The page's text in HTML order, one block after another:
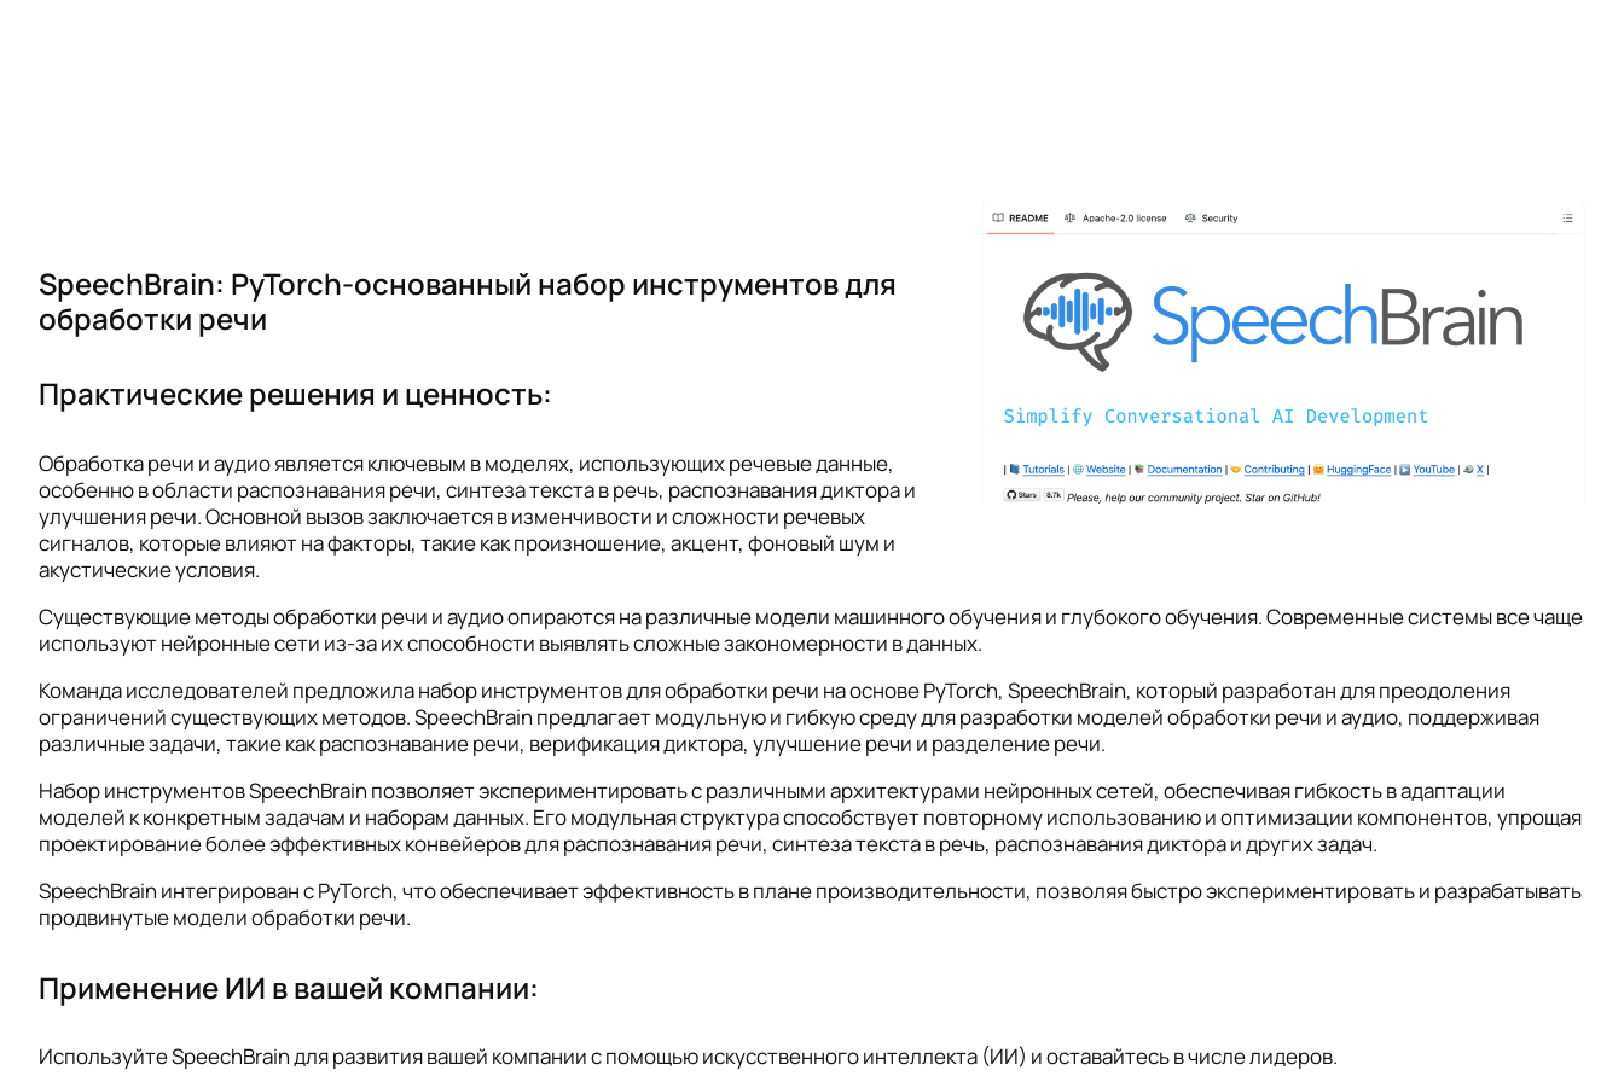
SpeechBrain: PyTorch-основанный набор инструментов для
обработки речи
Практические решения и ценность:
Обработка речи и аудио является ключевым в моделях, использующих речевые данные,
особенно в области распознавания речи, синтеза текста в речь, распознавания диктора и
улучшения речи. Основной вызов заключается в изменчивости и сложности речевых
сигналов, которые влияют на факторы, такие как произношение, акцент, фоновый шум и
акустические условия.
Существующие методы обработки речи и аудио опираются на различные модели машинного обучения и глубокого обучения. Современные системы все чаще
используют нейронные сети из-за их способности выявлять сложные закономерности в данных.
Команда исследователей предложила набор инструментов для обработки речи на основе PyTorch, SpeechBrain, который разработан для преодоления
ограничений существующих методов. SpeechBrain предлагает модульную и гибкую среду для разработки моделей обработки речи и аудио, поддерживая
различные задачи, такие как распознавание речи, верификация диктора, улучшение речи и разделение речи.
Набор инструментов SpeechBrain позволяет экспериментировать с различными архитектурами нейронных сетей, обеспечивая гибкость в адаптации
моделей к конкретным задачам и наборам данных. Его модульная структура способствует повторному использованию и оптимизации компонентов, упрощая
проектирование более эффективных конвейеров для распознавания речи, синтеза текста в речь, распознавания диктора и других задач.
SpeechBrain интегрирован с PyTorch, что обеспечивает эффективность в плане производительности, позволяя быстро экспериментировать и разрабатывать
продвинутые модели обработки речи.
Применение ИИ в вашей компании:
Используйте SpeechBrain для развития вашей компании с помощью искусственного интеллекта (ИИ) и оставайтесь в числе лидеров.